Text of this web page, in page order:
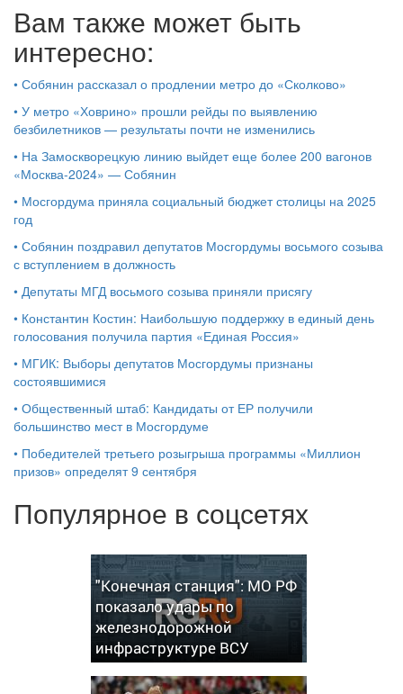
Вам также может быть
интересно:
• Собянин рассказал о продлении метро до «Сколково»
• У метро «Ховрино» прошли рейды по выявлению
безбилетников — результаты почти не изменились
• На Замоскворецкую линию выйдет еще более 200 вагонов
«Москва-2024» — Собянин
• Мосгордума приняла социальный бюджет столицы на 2025
год
• Собянин поздравил депутатов Мосгордумы восьмого созыва
с вступлением в должность
• Депутаты МГД восьмого созыва приняли присягу
• Константин Костин: Наибольшую поддержку в единый день
голосования получила партия «Единая Россия»
• МГИК: Выборы депутатов Мосгордумы признаны
состоявшимися
• Общественный штаб: Кандидаты от ЕР получили
большинство мест в Мосгордуме
• Победителей третьего розыгрыша программы «Миллион
призов» определят 9 сентября
Популярное в соцсетях
"Конечная станция": МО РФ
показало удары по
железнодорожной
инфраструктуре ВСУ